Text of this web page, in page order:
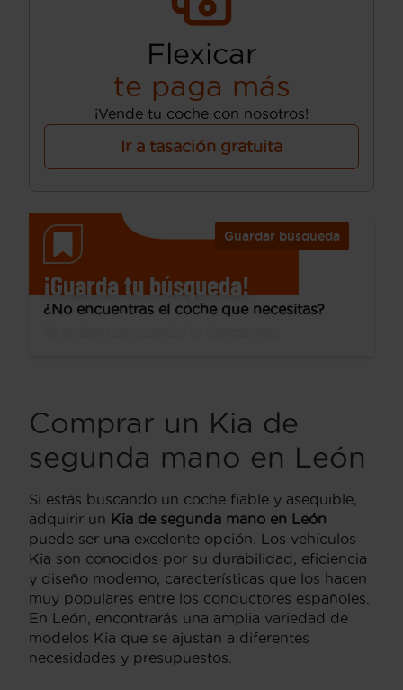
Flexicar
te paga más
¡Vende tu coche con nosotros!
Ir a tasación gratuita
Guardar búsqueda
¡Guarda tu búsqueda!
¿No encuentras el coche que necesitas?
Comprar un Kia de
segunda mano en León
Si estás buscando un coche fiable y asequible,
adquirir un Kia de segunda mano en León
puede ser una excelente opción. Los vehículos
Kia son conocidos por su durabilidad, eficiencia
y diseño moderno, características que los hacen
muy populares entre los conductores españoles.
En León, encontrarás una amplia variedad de
modelos Kia que se ajustan a diferentes
necesidades y presupuestos.